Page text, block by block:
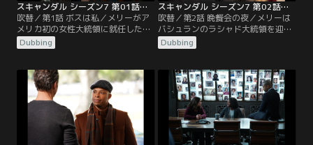
スキャンダル シーズン7 第01話／吹替
吹替／第1話 ボスは私／メリーがア
メリカ初の女性大統領に就任した直
後、副大統領ルナが他界。サイラス
が後任に決まると、メリーは超党派
ーの公約である大学無償化の実現に
向けて動き出す。オリヴィアは票固
めのため、反対派であるマイケルズ
上院議員のスキャンダルをネタに恫
喝し、難なく賛成派に転じさせてい
た。一方、ローワンは…。
Dubbing
スキャンダル シーズン7 第02話／吹替
吹替／第2話 晩餐会の夜／メリーは
バシュランのラシャド大統領を迎え
て、中東和平の足掛かりとなる核合
意を取り付けようとしていた。オリ
ャドの身辺をジェイクに探らせる。
ラシャドがめいヤスミンを偽名で有
名大学に留学させていることを突き
止めたオリヴィアは、ヤスミンの情
報を使って揺さぶりを掛ける。一
方、サイラスは…。
Dubbing